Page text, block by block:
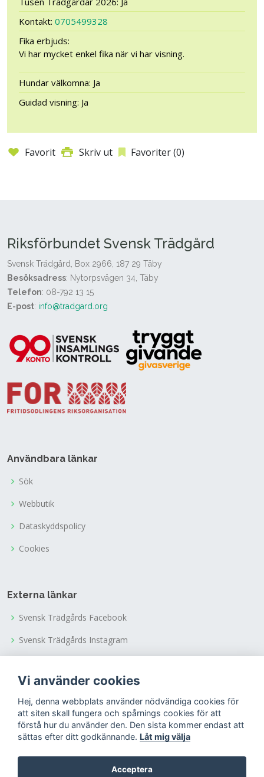
Kontakt: 0705499328
Fika erbjuds:
Vi har mycket enkel fika när vi har visning.
Hundar välkomna: Ja
Guidad visning: Ja
Favorit Skriv ut Favoriter (0)
Riksförbundet Svensk Trädgård
Svensk Trädgård, Box 2966, 187 29 Täby
Besöksadress: Nytorpsvägen 34, Täby
Telefon: 08-792 13 15
E-post: info@tradgard.org
Användbara länkar
Sök
Webbutik
Dataskyddspolicy
Cookies
Externa länkar
Svensk Trädgårds Facebook
Svensk Trädgårds Instagram
Tusen Trädgårdars Facebook
Tusen Trädgårdars Instagram
Vi använder cookies
Hej, denna webbplats använder nödvändiga cookies för
att siten skall fungera och spårnings cookies för att
förstå hur du använder den. Den sista kommer endast att
sättas efter ditt godkännande. Låt mig välja
Acceptera